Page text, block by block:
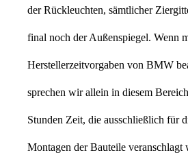
der Rückleuchten, sämtlicher
final noch der Außenspiegel. Wenn
Herstellerzeitvorgaben von BMW
sprechen wir allein in diesem
Stunden Zeit, die ausschließlich für
Montagen der Bauteile